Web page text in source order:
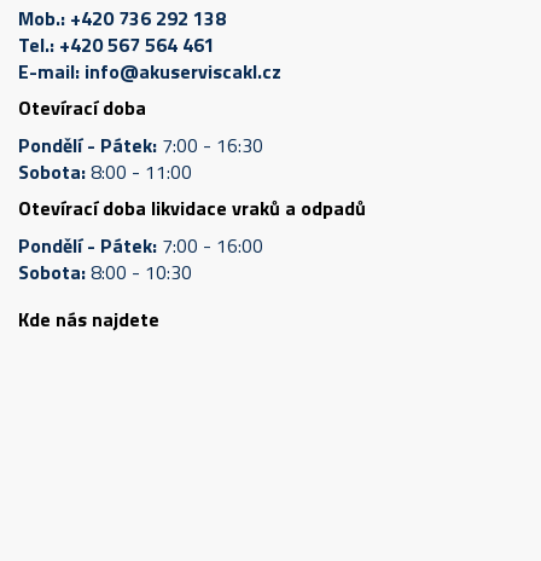
Mob.: +420 736 292 138
Tel.: +420 567 564 461
E-mail: info@akuserviscakl.cz
Otevírací doba
Pondělí - Pátek: 7:00 - 16:30
Sobota:8:00 - 11:00
Otevírací doba likvidace vraků a odpadů
Pondělí - Pátek: 7:00 - 16:00
Sobota:8:00 - 10:30
Kde nás najdete